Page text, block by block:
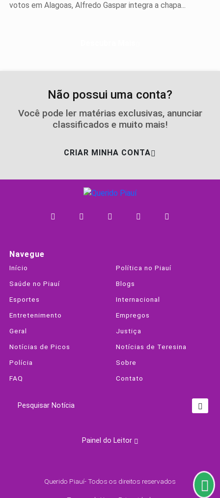
votos em Alagoas, Alfredo Gaspar integra a chapa...
Não possui uma conta?
Você pode ler matérias exclusivas, anunciar
classificados e muito mais!
CRIAR MINHA CONTA
Navegue
Início
Política no Piauí
Saúde no Piauí
Blogs
Esportes
Internacional
Entretenimento
Empregos
Geral
Justiça
Notícias de Picos
Notícias de Teresina
Polícia
Sobre
FAQ
Contato
Pesquisar Notícia
Painel do Leitor
Querido Piauí- Todos os direitos reservados
experiência de navegação. Ao continuar o acesso,
PARA MAIS INFORMAÇÕES, ACESSE NOSSOS TERMOS
CLICANDO AQUI